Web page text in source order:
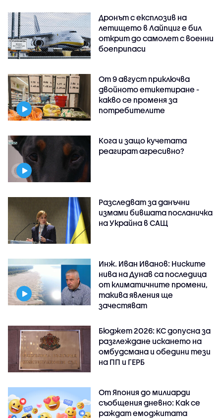
Дронът с експлозив на
летището в Лайпциг е бил
открит до самолет с военни
боеприпаси
От 9 август приключва
двойното етикетиране -
какво се променя за
потребителите
Кога и защо кучетата
реагират агресивно?
Разследват за данъчни
измами бившата посланичка
на Украйна в САЩ
Инж. Иван Иванов: Ниските
нива на Дунав са последица
от климатичните промени,
такива явления ще
зачестяват
Бюджет 2026: КС допусна за
разглеждане искането на
омбудсмана и обедини тези
на ПП и ГЕРБ
От Япония до милиарди
съобщения дневно: Как се
раждат емоджитата